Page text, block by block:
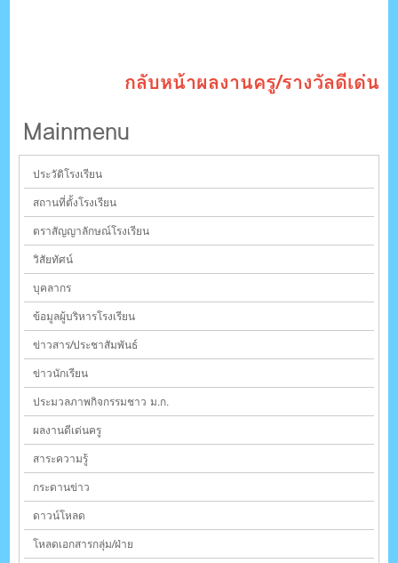
กลับหน้าผลงานครู/รางวัลดีเด่น
Mainmenu
ประวัติโรงเรียน
สถานที่ตั้งโรงเรียน
ตราสัญญาลักษณ์โรงเรียน
วิสัยทัศน์
บุคลากร
ข้อมูลผู้บริหารโรงเรียน
ข่าวสาร/ประชาสัมพันธ์
ข่าวนักเรียน
ประมวลภาพกิจกรรมชาว ม.ก.
ผลงานดีเด่นครู
สาระความรู้
กระดานข่าว
ดาวน์โหลด
โหลดเอกสารกลุ่ม/ฝ่าย